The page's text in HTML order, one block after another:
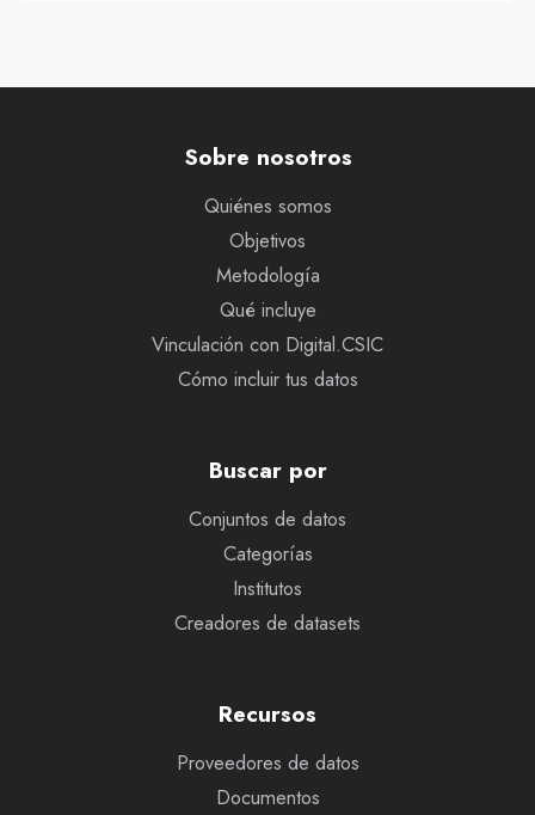
Sobre nosotros
Quiénes somos
Objetivos
Metodología
Qué incluye
Vinculación con Digital.CSIC
Cómo incluir tus datos
Buscar por
Conjuntos de datos
Categorías
Institutos
Creadores de datasets
Recursos
Proveedores de datos
Documentos